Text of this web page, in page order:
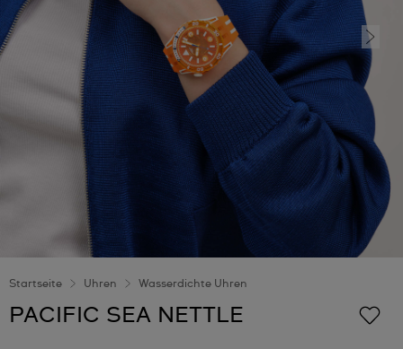
Startseite Uhren Wasserdichte Uhren
PACIFIC SEA NETTLE